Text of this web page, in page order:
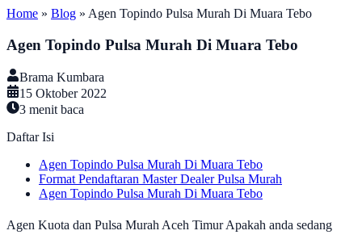
Home » Blog » Agen Topindo Pulsa Murah Di Muara Tebo
Agen Topindo Pulsa Murah Di Muara Tebo
Brama Kumbara
15 Oktober 2022
3 menit baca
Daftar Isi
Agen Topindo Pulsa Murah Di Muara Tebo
Format Pendaftaran Master Dealer Pulsa Murah
Agen Topindo Pulsa Murah Di Muara Tebo
Agen Kuota dan Pulsa Murah Aceh Timur Apakah anda sedang